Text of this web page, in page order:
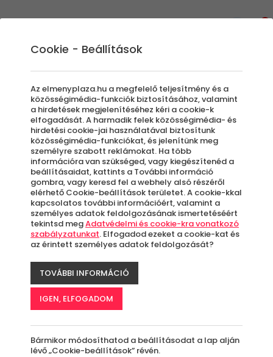
Borkóstolók
A magyar borászok híresek arról, hogy
kóstolóikon laza, vidám hangulat uralkodik és
persze a borok minősége is kifogástalan.
Természetesen nem csak magyar borok
várják ebben az élménykategóriánkban.
Szűrők beállítása
Élmények
Cookie - Beállítások
Az elmenyplaza.hu a megfelelő teljesítmény és a
közösségimédia-funkciók biztosításához, valamint
a hirdetések megjelenítéséhez kéri a cookie-k
elfogadását. A harmadik felek közösségimédia- és
hirdetési cookie-jai használatával biztosítunk
közösségimédia-funkciókat, és jelenítünk meg
személyre szabott reklámokat. Ha több
információra van szükséged, vagy kiegészítenéd a
beállításaidat, kattints a További információ
gombra, vagy keresd fel a webhely alsó részéről
elérhető Cookie-beállítások területet. A cookie-kkal
kapcsolatos további információért, valamint a
személyes adatok feldolgozásának ismertetéséért
tekintsd megAdatvédelmi és cookie-kra vonatkozó
szabályzatunkat. Elfogadod ezeket a cookie-kat és
az érintett személyes adatok feldolgozását?
TOVÁBBI INFORMÁCIÓ
IGEN, ELFOGADOM
Bármikor módosíthatod a beállításodat a lap alján
lévő „Cookie-beállítások” révén.